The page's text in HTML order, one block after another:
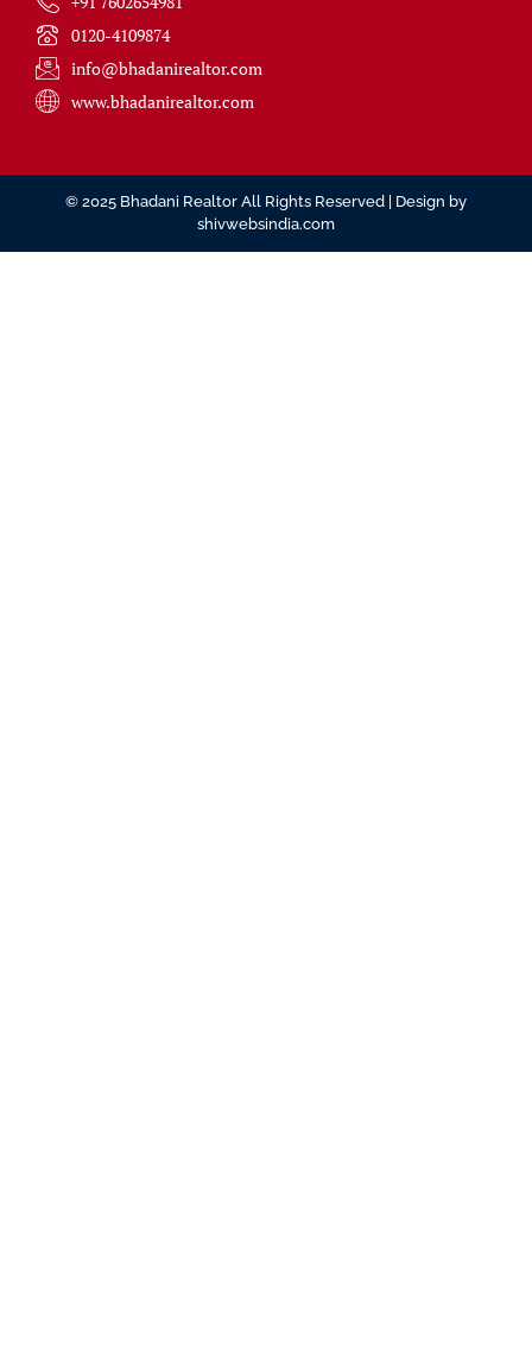
0120-4109874
info@bhadanirealtor.com
www.bhadanirealtor.com
© 2025 Bhadani Realtor All Rights Reserved | Design by
shivwebsindia.com